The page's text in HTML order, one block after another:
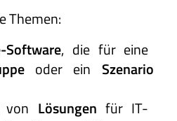
Themen:
Software, die für eine
oder ein Szenario
von Lösungen für IT-